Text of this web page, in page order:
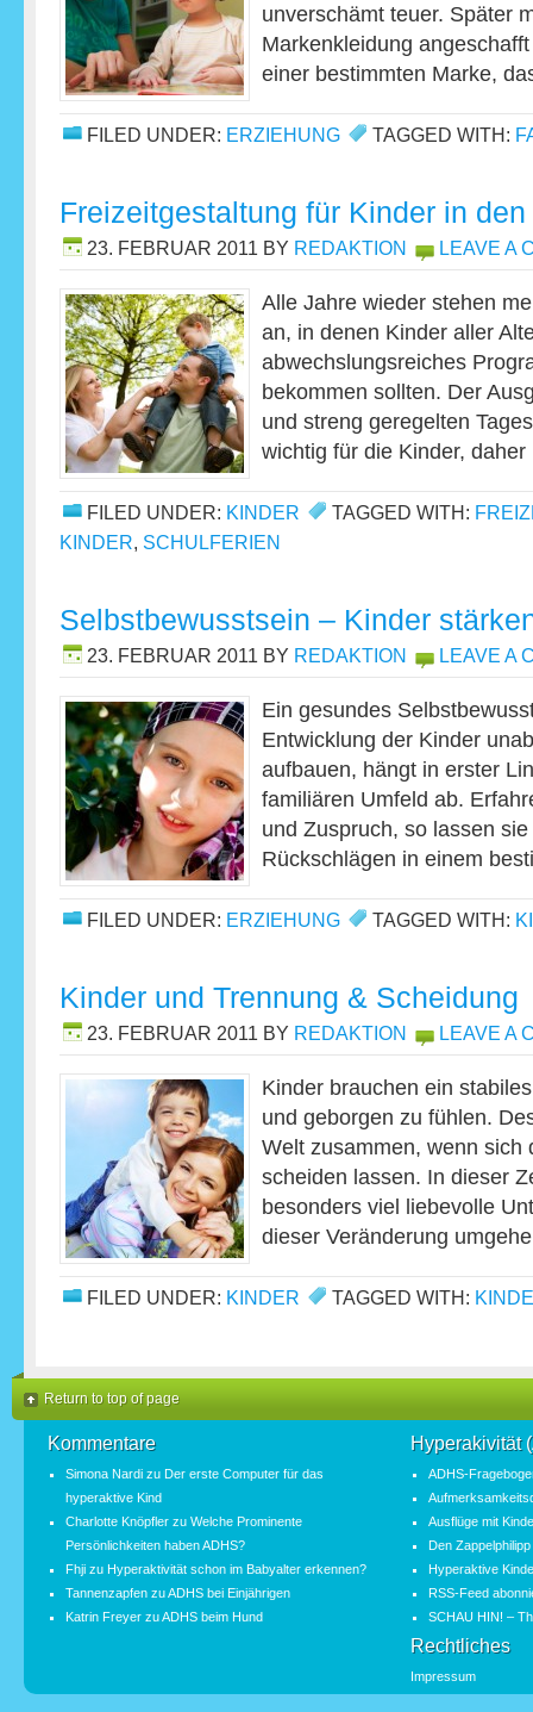
unverschämt teuer. Später
Markenkleidung
einer bestimmten Marke,
FILED UNDER: ERZIEHUNG TAGGED WITH:
Freizeitgestaltung für Kinder in
23. FEBRUAR 2011 BY REDAKTION LEAVE A
Alle Jahre wieder stehen
an, in denen Kinder aller
abwechslungsreiches
bekommen sollten. Der
und streng geregelten
wichtig für die Kinder,
FILED UNDER: KINDER TAGGED WITH:
KINDER, SCHULFERIEN
Selbstbewusstsein – Kinder
23. FEBRUAR 2011 BY REDAKTION LEAVE A
Ein gesundes
Entwicklung der Kinder
aufbauen, hängt in erster
familiären Umfeld ab.
und Zuspruch, so lassen
Rückschlägen in einem
FILED UNDER: ERZIEHUNG TAGGED WITH:
Kinder und Trennung & Scheidung
23. FEBRUAR 2011 BY REDAKTION LEAVE A
Kinder brauchen ein
und geborgen zu fühlen.
Welt zusammen, wenn sich
scheiden lassen. In dieser
besonders viel liebevolle
dieser Veränderung
FILED UNDER: KINDER TAGGED WITH:
Return to top of page
Kommentare
Simona Nardi zu Der erste Computer für das
hyperaktive Kind
Charlotte Knöpfler zu Welche Prominente
Persönlichkeiten haben ADHS?
Fhji zu Hyperaktivität schon im Babyalter erkennen?
Tannenzapfen zuADHS bei Einjährigen
Katrin Freyer zuADHS beim Hund
Hyperakivität
ADHS-
Ausflüge mit
Den
Hyperaktive
RSS-Feed
SCHAU HIN! –
Rechtliches
Impressum